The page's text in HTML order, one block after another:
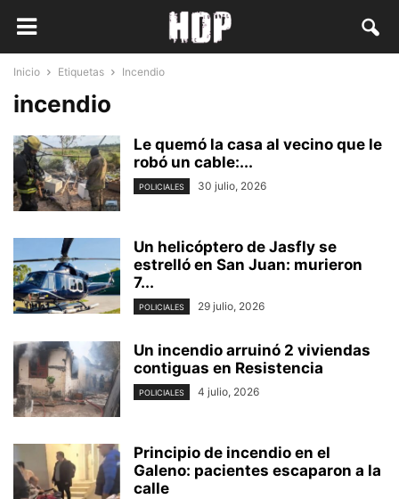
Inicio Etiquetas Incendio
incendio
Le quemó la casa al vecino que le
robó un cable:...
POLICIALES 30 julio, 2026
Un helicóptero de Jasfly se
estrelló en San Juan: murieron
7...
POLICIALES 29 julio, 2026
Un incendio arruinó 2 viviendas
contiguas en Resistencia
POLICIALES 4 julio, 2026
Principio de incendio en el
Galeno: pacientes escaparon a la
calle